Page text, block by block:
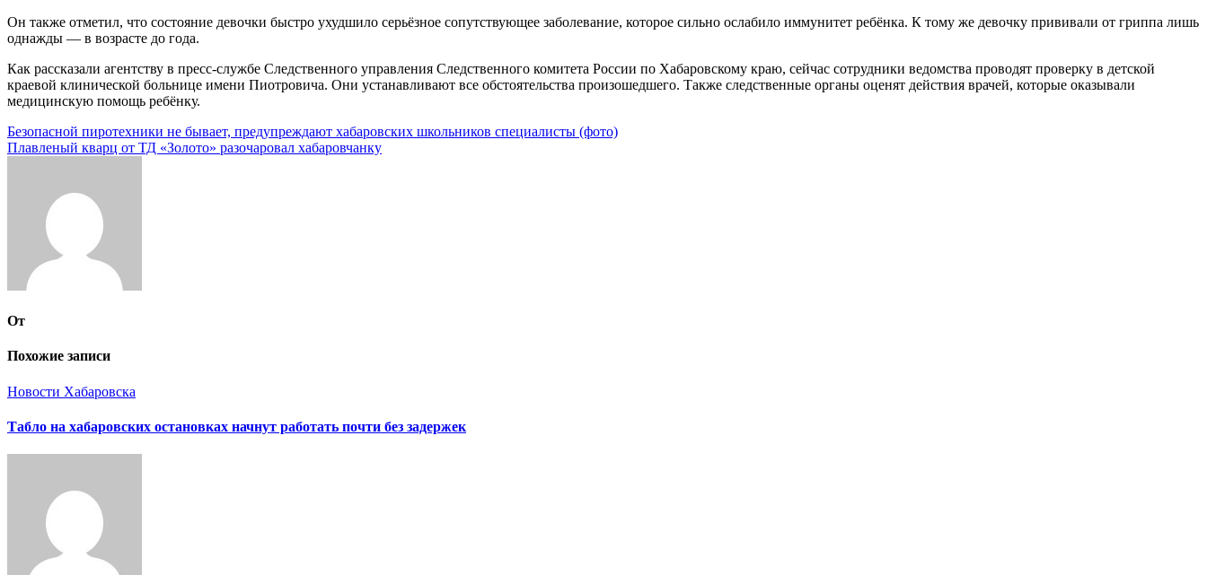
Он также отметил, что состояние девочки быстро ухудшило серьёзное сопутствующее заболевание, которое сильно ослабило иммунитет ребёнка. К тому же девочку прививали от гриппа лишь
однажды — в возрасте до года.
Как рассказали агентству в пресс-службе Следственного управления Следственного комитета России по Хабаровскому краю, сейчас сотрудники ведомства проводят проверку в детской
краевой клинической больнице имени Пиотровича. Они устанавливают все обстоятельства произошедшего. Также следственные органы оценят действия врачей, которые оказывали
медицинскую помощь ребёнку.
Навигация
по
Безопасной пиротехники не бывает, предупреждают хабаровских школьников специалисты (фото)
Плавленый кварц от ТД «Золото» разочаровал хабаровчанку
От
Похожие записи
Новости Хабаровска
Табло на хабаровских остановках начнут работать почти без задержек